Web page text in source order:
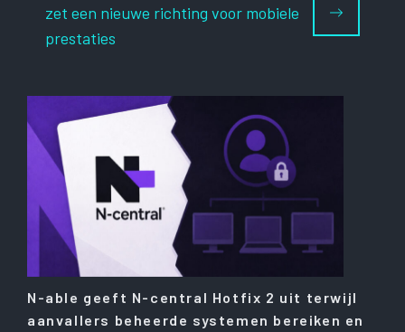
zet een nieuwe richting voor mobiele
prestaties
N-able geeft N-central Hotfix 2 uit terwijl
aanvallers beheerde systemen bereiken en